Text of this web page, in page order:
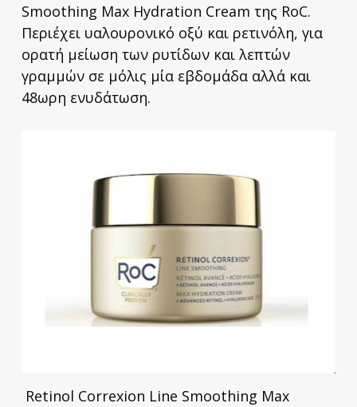
Smoothing Max Hydration Cream της RoC.
Περιέχει υαλουρονικό οξύ και ρετινόλη, για
ορατή μείωση των ρυτίδων και λεπτών
γραμμών σε μόλις μία εβδομάδα αλλά και
48ωρη ενυδάτωση.
Retinol Correxion Line Smoothing Max